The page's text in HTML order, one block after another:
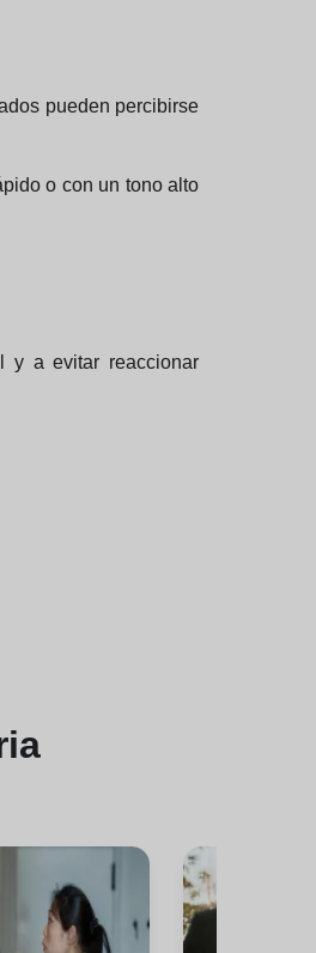
pueden percibirse
o con un tono alto
y a evitar reaccionar